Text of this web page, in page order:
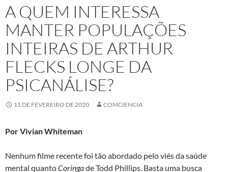
A QUEM INTERESSA
MANTER POPULAÇÕES
INTEIRAS DE ARTHUR
FLECKS LONGE DA
PSICANÁLISE?
11 DE FEVEREIRO DE 2020 COMCIENCIA
Por Vivian Whiteman
Nenhum filme recente foi tão abordado pelo viés da saúde
mental quantoCoringade Todd Phillips. Basta uma busca